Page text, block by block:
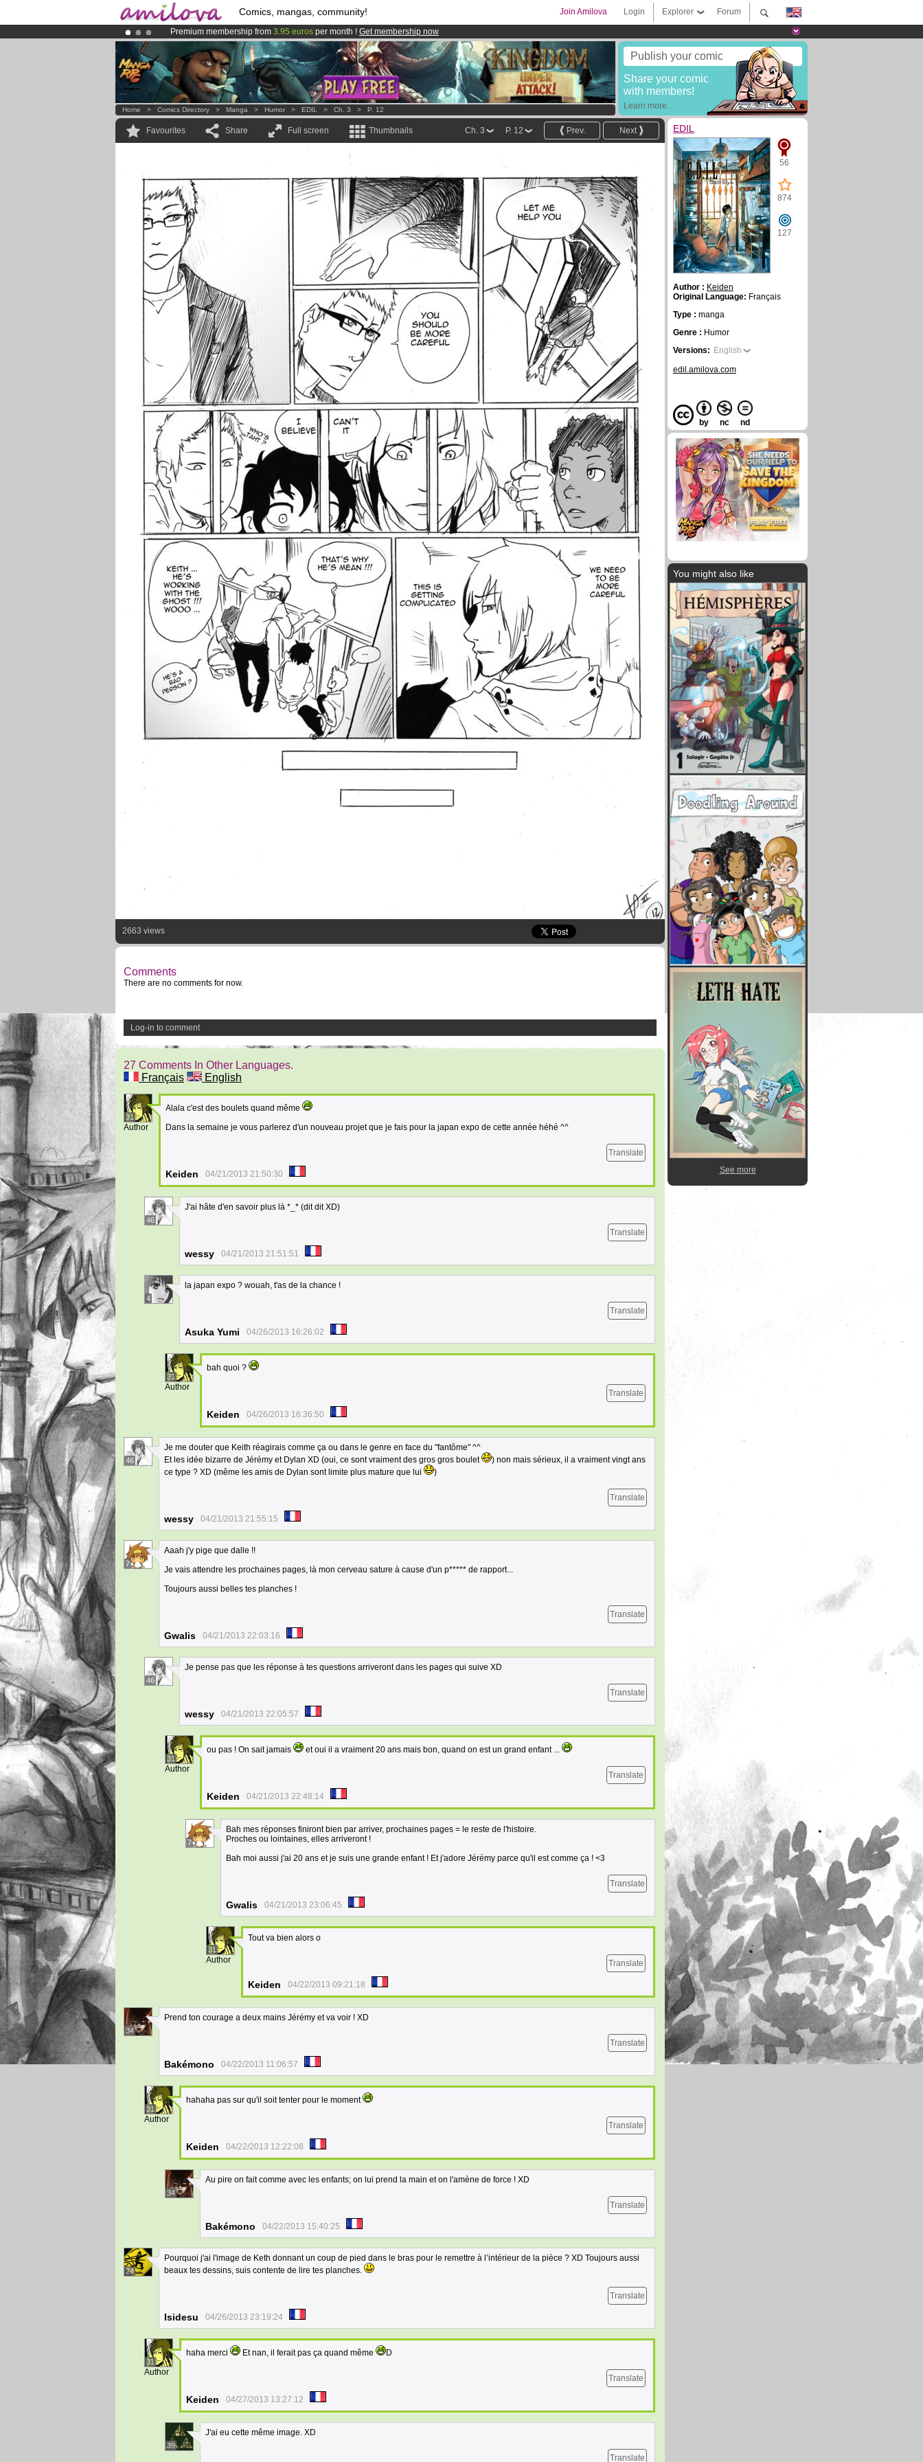
Comics, mangas, community! Forum
Explorer
Login
Join Amilova
Premium membership from 3.95 euros per month ! Get membership now
Already 100000membersand 1000comics & mangas!.
AmilovaKickstarter is now LIVE!.
Publish your comic
Share your comic
with members!
Learn more...
Home > Comics Directory > Manga > Humor > EDIL > Ch. 3 > P. 12
Favourites Share Full screen Thumbnails Next
Prev.
P. 12
Ch. 3
2663 views
Comments
There are no comments for now.
Log-in to comment
27 Comments In Other Languages.
Français
English
31
Author
Alala c'est des boulets quand même
Dans la semaine je vous parlerez d'un nouveau projet que je fais pour la japan expo de cette année héhé ^^
Translate
Keiden 04/21/2013 21:50:30
46
J'ai hâte d'en savoir plus là *_* (dit dit XD)
Translate
wessy 04/21/2013 21:51:51
4
la japan expo ? wouah, t'as de la chance !
Translate
Asuka Yumi 04/26/2013 16:26:02
31
Author
bah quoi ?
Translate
Keiden 04/26/2013 16:36:50
46
Je me douter que Keith réagirais comme ça ou dans le genre en face du "fantôme" ^^
Et les idée bizarre de Jérémy et Dylan XD (oui, ce sont vraiment des gros gros boulet
) non mais sérieux, il a vraiment vingt ans
ce type ? XD (même les amis de Dylan sont limite plus mature que lui
)
Translate
wessy 04/21/2013 21:55:15
7
Aaah j'y pige que dalle !!
Je vais attendre les prochaines pages, là mon cerveau sature à cause d'un p***** de rapport...
Toujours aussi belles tes planches !
Translate
Gwalis 04/21/2013 22:03:16
46
Je pense pas que les réponse à tes questions arriveront dans les pages qui suive XD
Translate
wessy 04/21/2013 22:05:57
31
Author
ou pas ! On sait jamais et oui il a vraiment 20 ans mais bon, quand on est un grand enfant ...
Translate
Keiden 04/21/2013 22:48:14
7
Bah mes réponses finiront bien par arriver, prochaines pages = le reste de l'histoire.
Proches ou lointaines, elles arriveront !
Bah moi aussi j'ai 20 ans et je suis une grande enfant ! Et j'adore Jérémy parce qu'il est comme ça ! <3
Translate
Gwalis 04/21/2013 23:06:45
31
Author
Tout va bien alors o
Translate
Keiden 04/22/2013 09:21:18
34
Prend ton courage a deux mains Jérémy et va voir ! XD
Translate
Bakémono 04/22/2013 11:06:57
31
Author
hahaha pas sur qu'il soit tenter pour le moment
Translate
Keiden 04/22/2013 12:22:08
34
Au pire on fait comme avec les enfants; on lui prend la main et on l'amène de force ! XD
Translate
Bakémono 04/22/2013 15:40:25
24
Pourquoi j'ai l'image de Keth donnant un coup de pied dans le bras pour le remettre à l’intérieur de la pièce ? XD Toujours aussi
beaux tes dessins, suis contente de lire tes planches.
Translate
Isidesu 04/26/2013 23:19:24
31
Author
haha merci Et nan, il ferait pas ça quand même D
Translate
Keiden 04/27/2013 13:27:12
39
J'ai eu cette même image. XD
Translate
EDIL
56
874
127
Author : Keiden
Original Language: Français
Type : manga
Genre : Humor
Versions: English
edil.amilova.com
by nc nd
You might also like
See more